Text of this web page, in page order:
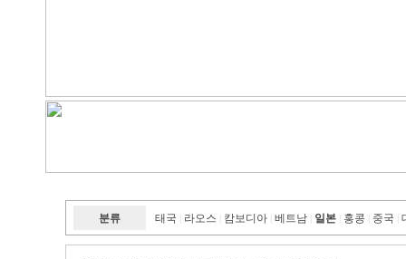
분류 태국 라오스 캄보디아 베트남 일본 홍콩 중국